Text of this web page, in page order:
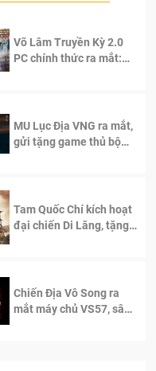
Võ Lâm Truyền Kỳ 2.0
PC chính thức ra mắt:
MU Lục Địa VNG ra mắt,
gửi tặng game thủ bộ
Tam Quốc Chí kích hoạt
đại chiến Di Lăng, tặng
Chiến Địa Vô Song ra
mắt máy chủ VS57, sân